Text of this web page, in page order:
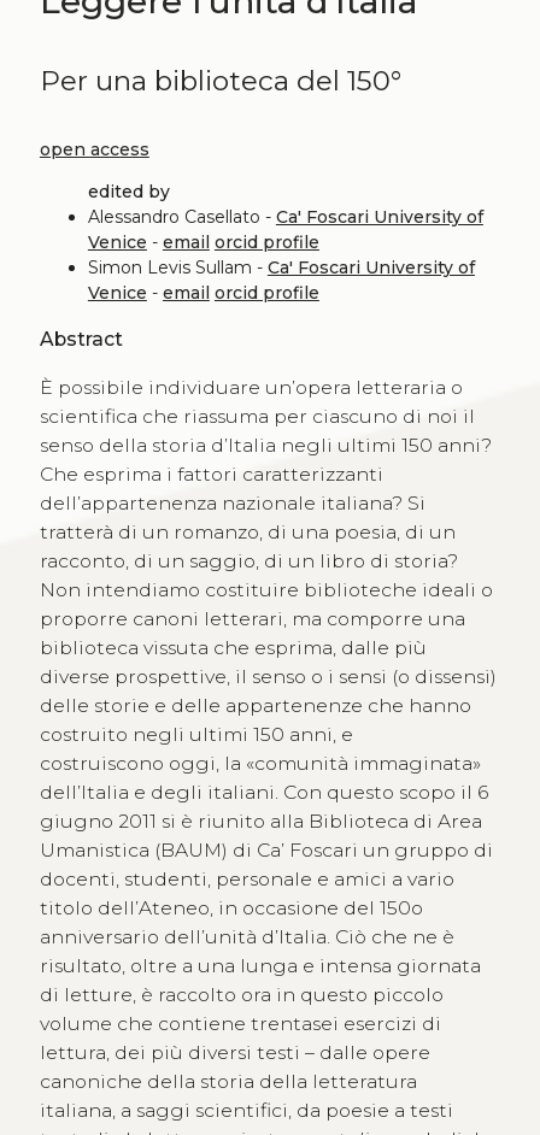
Per una biblioteca del 150°
open access
edited by
Alessandro Casellato - Ca' Foscari University of
Venice - email orcid profile
Simon Levis Sullam - Ca' Foscari University of
Venice - email orcid profile
Abstract
È possibile individuare un’opera letteraria o
scientifica che riassuma per ciascuno di noi il
senso della storia d’Italia negli ultimi 150 anni?
Che esprima i fattori caratterizzanti
dell’appartenenza nazionale italiana? Si
tratterà di un romanzo, di una poesia, di un
racconto, di un saggio, di un libro di storia?
Non intendiamo costituire biblioteche ideali o
proporre canoni letterari, ma comporre una
biblioteca vissuta che esprima, dalle più
diverse prospettive, il senso o i sensi (o dissensi)
delle storie e delle appartenenze che hanno
costruito negli ultimi 150 anni, e
costruiscono oggi, la «comunità immaginata»
dell’Italia e degli italiani. Con questo scopo il 6
giugno 2011 si è riunito alla Biblioteca di Area
Umanistica (BAUM) di Ca’ Foscari un gruppo di
docenti, studenti, personale e amici a vario
titolo dell’Ateneo, in occasione del 150o
anniversario dell’unità d’Italia. Ciò che ne è
risultato, oltre a una lunga e intensa giornata
di letture, è raccolto ora in questo piccolo
volume che contiene trentasei esercizi di
lettura, dei più diversi testi – dalle opere
canoniche della storia della letteratura
italiana, a saggi scientifici, da poesie a testi